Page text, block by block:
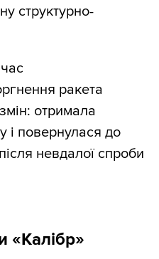
структурно-
ракета
отримала
і повернулася до
невдалої спроби
«Калібр»